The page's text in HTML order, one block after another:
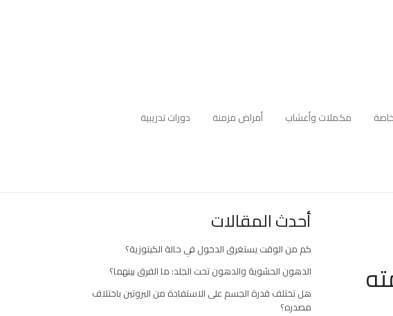
مكملات وأعشاب أمراض مزمنة
دورات تدريبية
أحدث المقالات
كم من الوقت يستغرق الدخول في حالة الكيتوزية؟
الدهون الحشوية والدهون تحت الجلد: ما الفرق بينهما؟
هل تختلف قدرة الجسم على الاستفادة من البروتين باختلاف
مصدره؟